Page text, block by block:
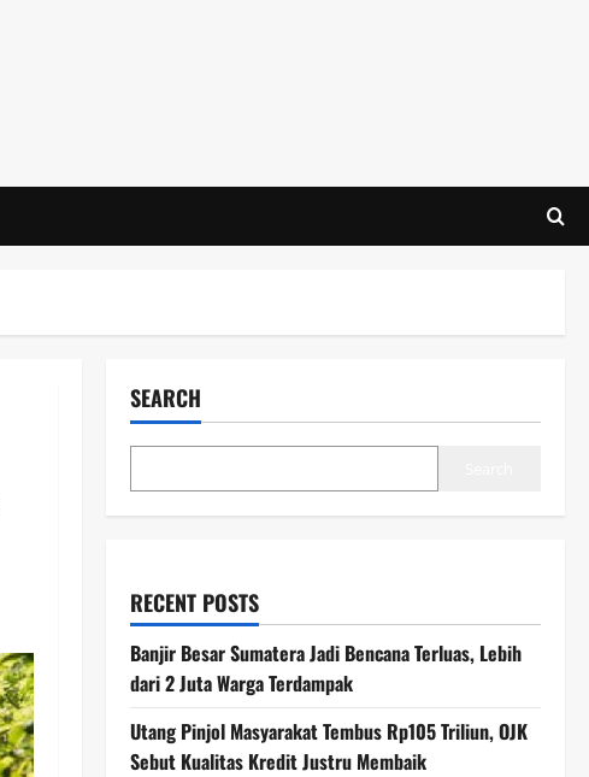
SEARCH
RECENT POSTS
Banjir Besar Sumatera Jadi Bencana Terluas, Lebih
dari 2 Juta Warga Terdampak
Utang Pinjol Masyarakat Tembus Rp105 Triliun, OJK
Sebut Kualitas Kredit Justru Membaik